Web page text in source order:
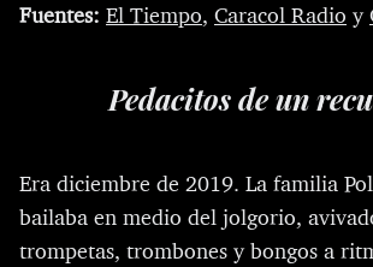
Fuentes: El Tiempo, Caracol Radio y
Pedacitos de un
Era diciembre de 2019. La familia
bailaba en medio del jolgorio,
trompetas, trombones y bongos a